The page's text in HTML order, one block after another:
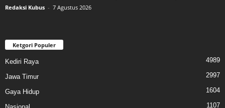
Redaksi Kubus - 7 Agustus 2026
Ketgori Populer
Kediri Raya 4989
Jawa Timur 2997
Gaya Hidup 1604
1107